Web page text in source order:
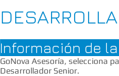
Información de
GoNova Asesoría, selecciona
Desarrollador Senior.